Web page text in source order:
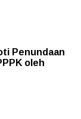
Penundaan
oleh